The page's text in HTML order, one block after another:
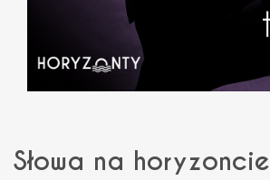
Słowa na horyzoncie